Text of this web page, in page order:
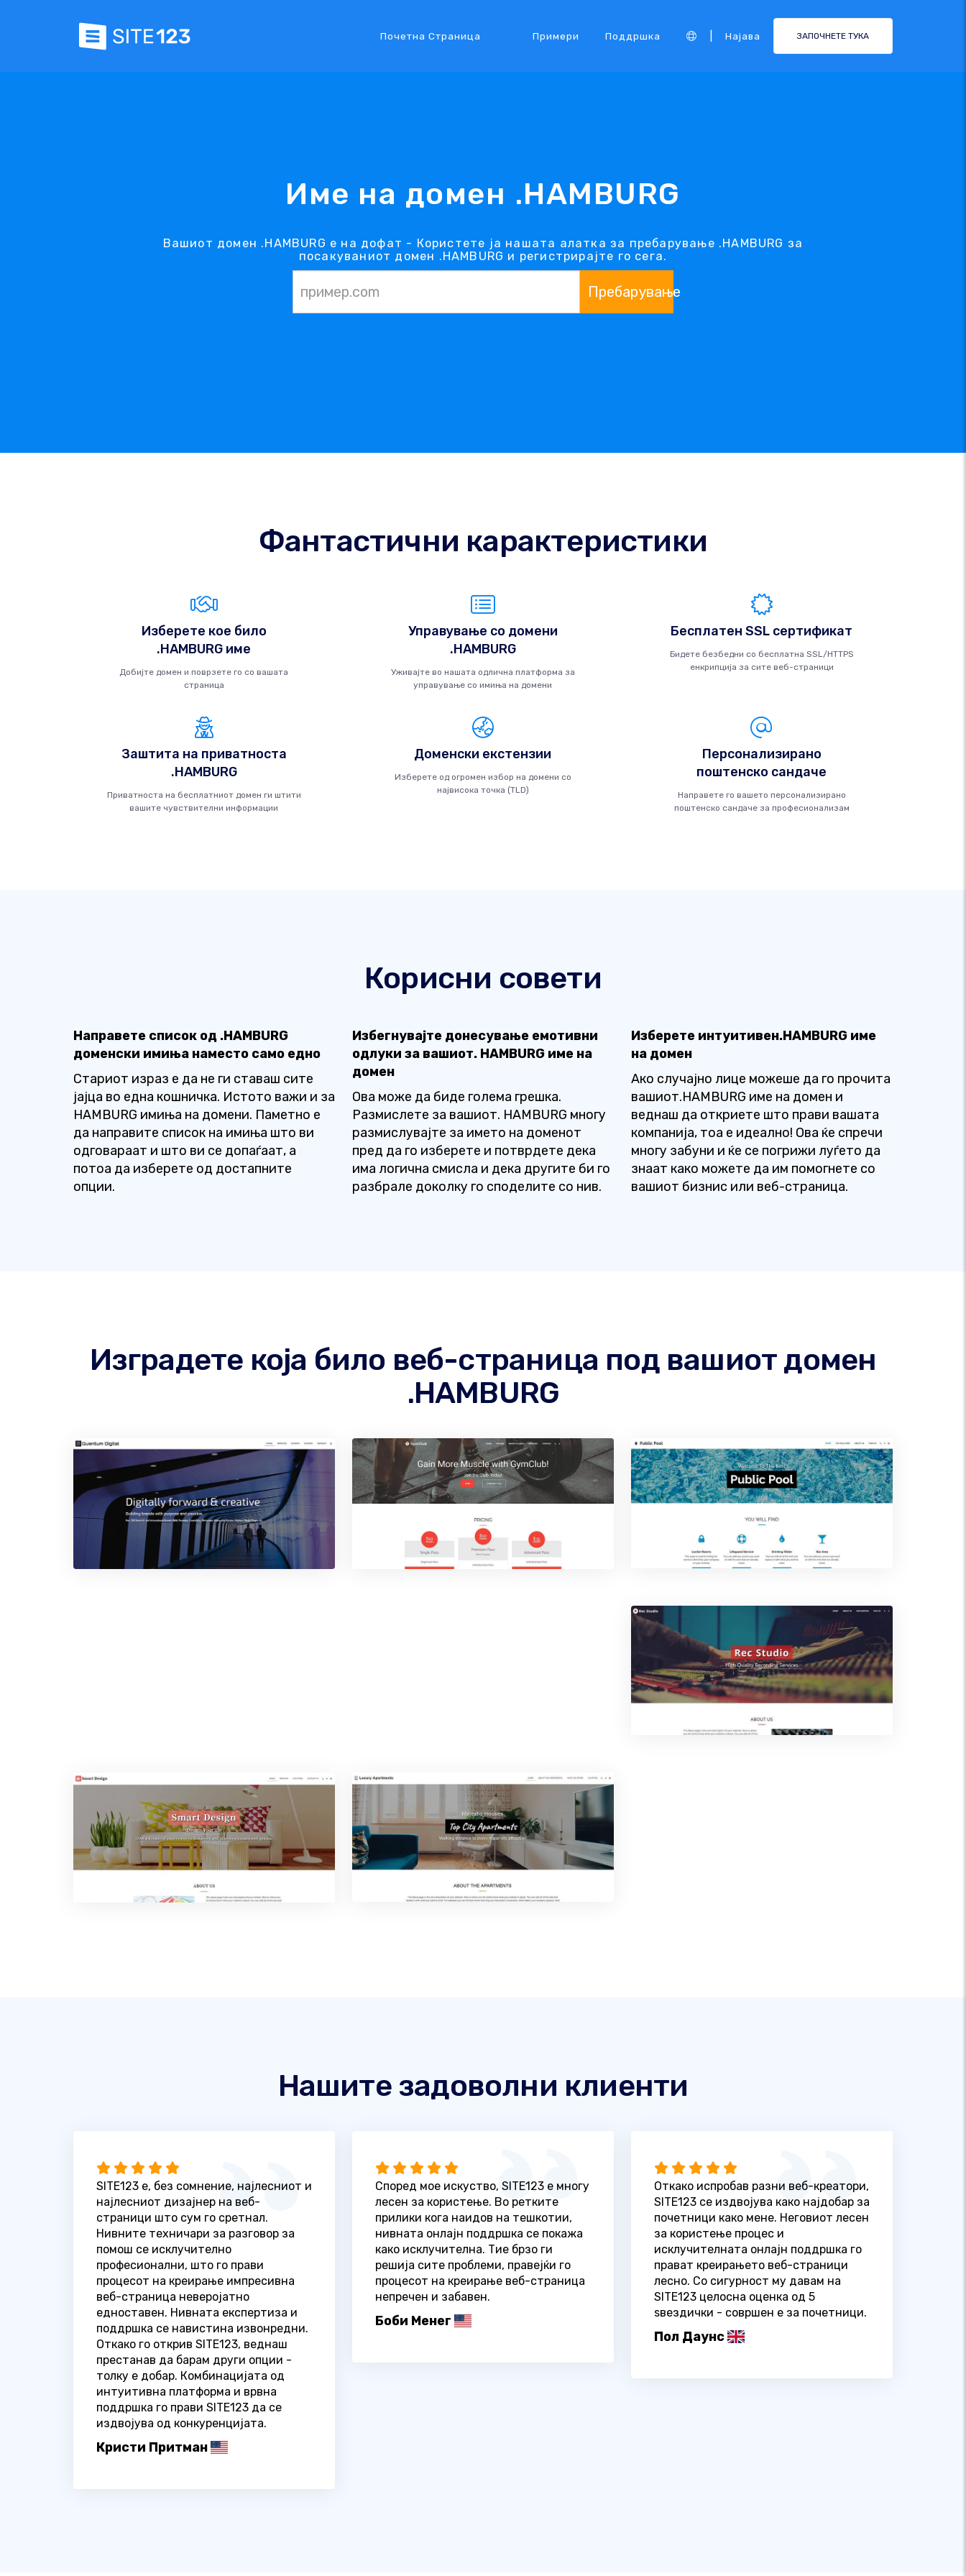
Почетна Страница Примери Поддршка Најава ЗАПОЧНЕТЕ ТУКА
Име на домен .HAMBURG
Вашиот домен .HAMBURG е на дофат - Користете ја нашата алатка за пребарување .HAMBURG за
посакуваниот домен .HAMBURG и регистрирајте го сега.
Пребарување
Фантастични карактеристики
Изберете кое било
.HAMBURG име
Добијте домен и поврзете го со вашата
страница
Управување со домени
.HAMBURG
Уживајте во нашата одлична платформа за
управување со имиња на домени
Бесплатен SSL сертификат
Бидете безбедни со бесплатна SSL/HTTPS
енкрипција за сите веб-страници
Заштита на приватноста
.HAMBURG
Приватноста на бесплатниот домен ги штити
вашите чувствителни информации
Доменски екстензии
Изберете од огромен избор на домени со
највисока точка (TLD)
Персонализирано
поштенско сандаче
Направете го вашето персонализирано
поштенско сандаче за професионализам
Корисни совети
Направете список од .HAMBURG
доменски имиња наместо само едно
Стариот израз е да не ги ставаш сите
јајца во една кошничка. Истото важи и за
HAMBURG имиња на домени. Паметно е
да направите список на имиња што ви
одговараат и што ви се допаѓаат, а
потоа да изберете од достапните
опции.
Избегнувајте донесување емотивни
одлуки за вашиот. HAMBURG име на
домен
Ова може да биде голема грешка.
Размислете за вашиот. HAMBURG многу
размислувајте за името на доменот
пред да го изберете и потврдете дека
има логична смисла и дека другите би го
разбрале доколку го споделите со нив.
Изберете интуитивен.HAMBURG име
на домен
Ако случајно лице можеше да го прочита
вашиот.HAMBURG име на домен и
веднаш да откриете што прави вашата
компанија, тоа е идеално! Ова ќе спречи
многу забуни и ќе се погрижи луѓето да
знаат како можете да им помогнете со
вашиот бизнис или веб-страница.
Изградете која било веб-страница под вашиот домен
.HAMBURG
Нашите задоволни клиенти
SITE123 е, без сомнение, најлесниот и
најлесниот дизајнер на веб-
страници што сум го сретнал.
Нивните техничари за разговор за
помош се исклучително
професионални, што го прави
процесот на креирање импресивна
веб-страница неверојатно
едноставен. Нивната експертиза и
поддршка се навистина извонредни.
Откако го открив SITE123, веднаш
престанав да барам други опции -
толку е добар. Комбинацијата од
интуитивна платформа и врвна
поддршка го прави SITE123 да се
издвојува од конкуренцијата.
Кристи Притман
Според мое искуство, SITE123 е многу
лесен за користење. Во ретките
прилики кога наидов на тешкотии,
нивната онлајн поддршка се покажа
како исклучителна. Тие брзо ги
решија сите проблеми, правејќи го
процесот на креирање веб-страница
непречен и забавен.
Боби Менег
Откако испробав разни веб-креатори,
SITE123 се издвојува како најдобар за
почетници како мене. Неговиот лесен
за користење процес и
исклучителната онлајн поддршка го
прават креирањето веб-страници
лесно. Со сигурност му давам на
SITE123 целосна оценка од 5
ѕвездички - совршен е за почетници.
Пол Даунс